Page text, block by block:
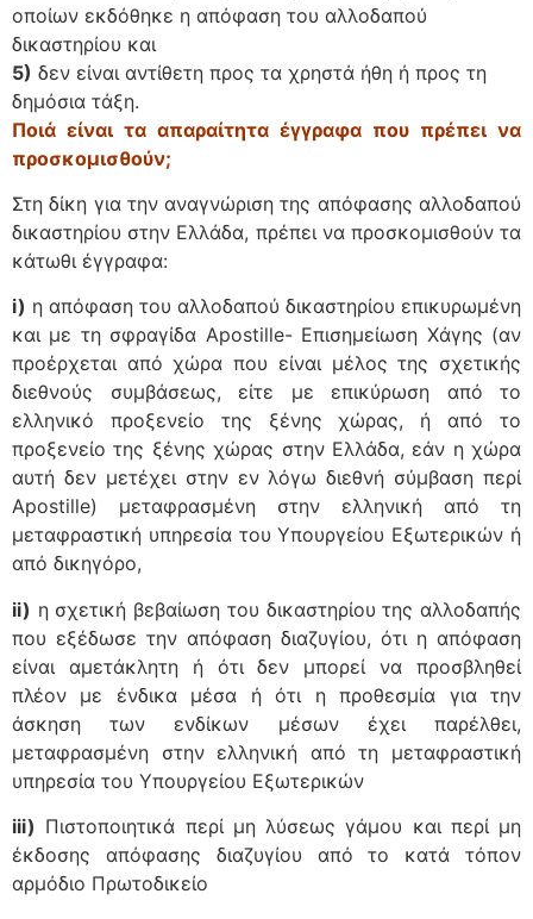
οποίων εκδόθηκε η απόφαση του αλλοδαπού
δικαστηρίου και
5) δεν είναι αντίθετη προς τα χρηστά ήθη ή προς τη
δημόσια τάξη.
Ποιά είναι τα απαραίτητα έγγραφα που πρέπει να
προσκομισθούν;
Στη δίκη για την αναγνώριση της απόφασης αλλοδαπού
δικαστηρίου στην Ελλάδα, πρέπει να προσκομισθούν τα
κάτωθι έγγραφα:
i) η απόφαση του αλλοδαπού δικαστηρίου επικυρωμένη
και με τη σφραγίδα Apostille- Επισημείωση Χάγης (αν
προέρχεται από χώρα που είναι μέλος της σχετικής
διεθνούς συμβάσεως, είτε με επικύρωση από το
ελληνικό προξενείο της ξένης χώρας, ή από το
προξενείο της ξένης χώρας στην Ελλάδα, εάν η χώρα
αυτή δεν μετέχει στην εν λόγω διεθνή σύμβαση περί
Apostille) μεταφρασμένη στην ελληνική από τη
μεταφραστική υπηρεσία του Υπουργείου Εξωτερικών ή
από δικηγόρο,
ii) η σχετική βεβαίωση του δικαστηρίου της αλλοδαπής
που εξέδωσε την απόφαση διαζυγίου, ότι η απόφαση
είναι αμετάκλητη ή ότι δεν μπορεί να προσβληθεί
πλέον με ένδικα μέσα ή ότι η προθεσμία για την
άσκηση των ενδίκων μέσων έχει παρέλθει,
μεταφρασμένη στην ελληνική από τη μεταφραστική
υπηρεσία του Υπουργείου Εξωτερικών
iii) Πιστοποιητικά περί μη λύσεως γάμου και περί μη
έκδοσης απόφασης διαζυγίου από το κατά τόπον
αρμόδιο Πρωτοδικείο